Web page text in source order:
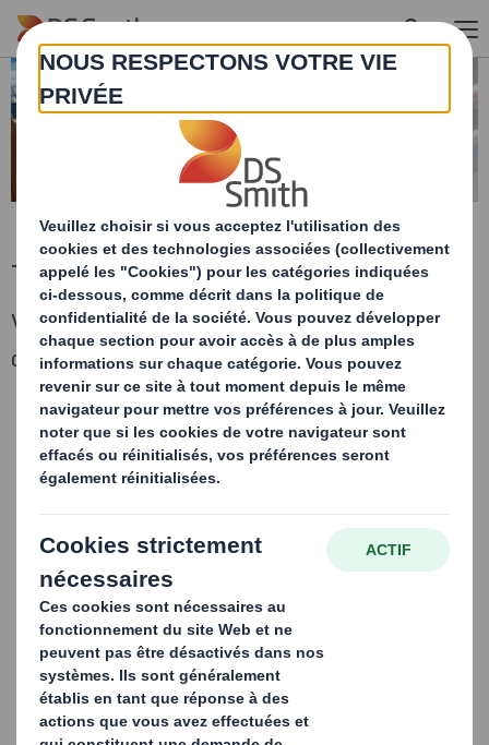
Skip to main content
Telechargez votre rapport
Veuillez remplir le formulaire ci-dessous afin
de télécharger votre rapport.